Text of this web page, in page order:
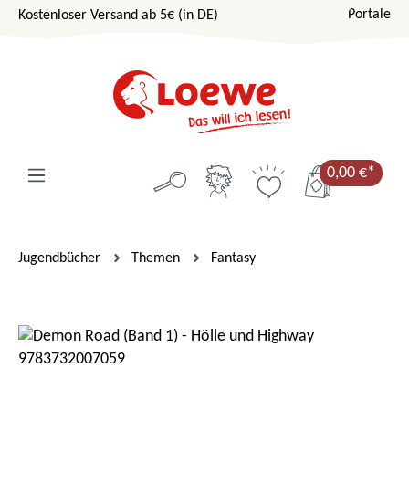
Zum Hauptinhalt springen
Kostenloser Versand ab 5€ (in DE) Portale
0,00 €*
Jugendbücher Themen Fantasy
Bildergalerie überspringen